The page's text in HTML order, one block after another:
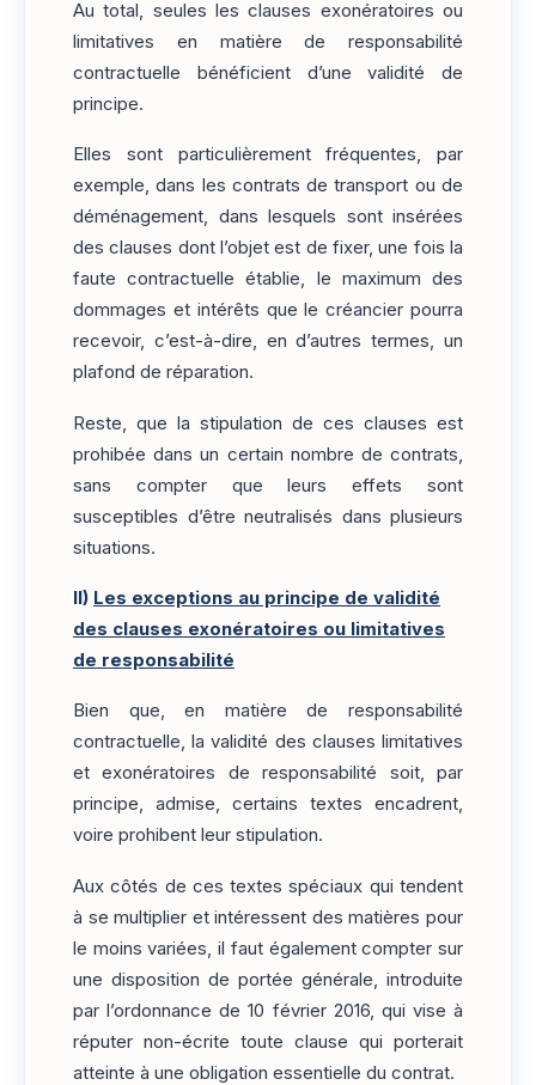
Au total, seules les clauses exonératoires ou
limitatives en matière de responsabilité
contractuelle bénéficient d’une validité de
principe.
Elles sont particulièrement fréquentes, par
exemple, dans les contrats de transport ou de
déménagement, dans lesquels sont insérées
des clauses dont l’objet est de fixer, une fois la
faute contractuelle établie, le maximum des
dommages et intérêts que le créancier pourra
recevoir, c’est-à-dire, en d’autres termes, un
plafond de réparation.
Reste, que la stipulation de ces clauses est
prohibée dans un certain nombre de contrats,
sans compter que leurs effets sont
susceptibles d’être neutralisés dans plusieurs
situations.
II) Les exceptions au principe de validité
des clauses exonératoires ou limitatives
de responsabilité
Bien que, en matière de responsabilité
contractuelle, la validité des clauses limitatives
et exonératoires de responsabilité soit, par
principe, admise, certains textes encadrent,
voire prohibent leur stipulation.
Aux côtés de ces textes spéciaux qui tendent
à se multiplier et intéressent des matières pour
le moins variées, il faut également compter sur
une disposition de portée générale, introduite
par l’ordonnance de 10 février 2016, qui vise à
réputer non-écrite toute clause qui porterait
atteinte à une obligation essentielle du contrat.